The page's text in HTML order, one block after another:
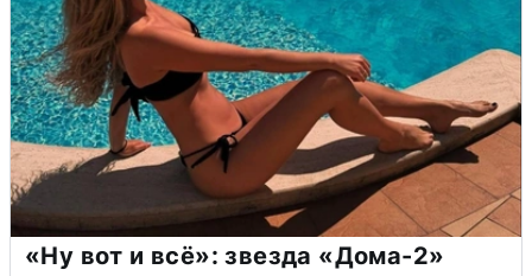
«Ну вот и всё»: звезда «Дома-2»